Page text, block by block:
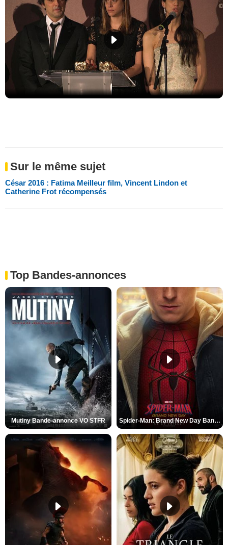
Sur le même sujet
César 2016 : Fatima Meilleur film, Vincent Lindon et
Catherine Frot récompensés
Top Bandes-annonces
Mutiny Bande-annonce VO STFR Spider-Man: Brand New Day Bande-annonce VO STFR